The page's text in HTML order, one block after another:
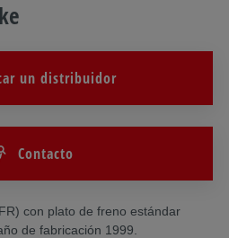
un distribuidor
Contacto
con plato de freno estándar
de fabricación 1999.